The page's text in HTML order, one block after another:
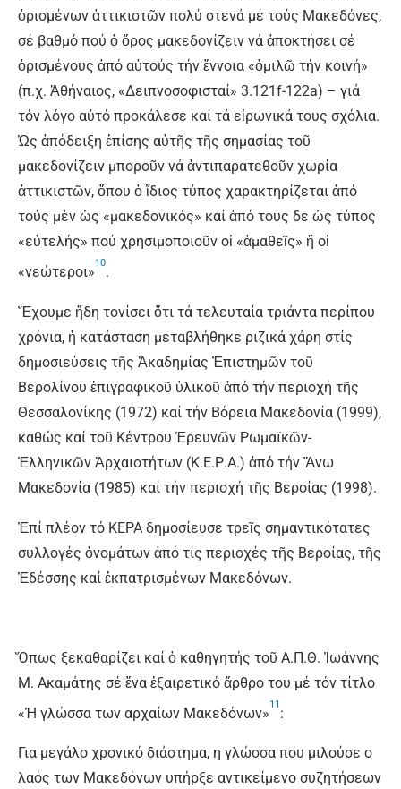
ὁρισμένων ἀττικιστῶν πολύ στενά μέ τούς Mακεδόνες,
σέ βαθμό πού ὁ ὅρος μακεδονίζειν νά ἀποκτήσει σέ
ὁρισμένους ἀπό αὐτούς τήν ἔννοια «ὁμιλῶ τήν κοινή»
(π.χ. Ἀθήναιος, «Δειπνοσοφισταί» 3.121f-122a) – γιά
τόν λόγο αὐτό προκάλεσε καί τά εἰρωνικά τους σχόλια.
Ὡς ἀπόδειξη ἐπίσης αὐτῆς τῆς σημασίας τοῦ
μακεδονίζειν μποροῦν νά ἀντιπαρατεθοῦν χωρία
ἀττικιστῶν, ὅπου ὁ ἴδιος τύπος χαρακτηρίζεται ἀπό
τούς μέν ὡς «μακεδονικός» καί ἀπό τούς δε ὡς τύπος
«εὐτελής» πού χρησιμοποιοῦν οἱ «ἀμαθεῖς» ἤ οἱ
«νεώτεροι»
10
.
Ἔχουμε ἤδη τονίσει ὅτι τά τελευταία τριάντα περίπου
χρόνια, ἡ κατάσταση μεταβλήθηκε ριζικά χάρη στίς
δημοσιεύσεις τῆς Ἀκαδημίας Ἐπιστημῶν τοῦ
Βερολίνου ἐπιγραφικοῦ ὑλικοῦ ἀπό τήν περιοχή τῆς
Θεσσαλονίκης (1972) καί τήν Βόρεια Μακεδονία (1999),
καθώς καί τοῦ Κέντρου Ἐρευνῶν Ρωμαϊκῶν-
Ἑλληνικῶν Ἀρχαιοτήτων (Κ.Ε.Ρ.Α.) ἀπό τήν Ἄνω
Μακεδονία (1985) καί τήν περιοχή τῆς Βεροίας (1998).
Ἐπί πλέον τό ΚΕΡΑ δημοσίευσε τρεῖς σημαντικότατες
συλλογές ὀνομάτων ἀπό τίς περιοχές τῆς Βεροίας, τῆς
Ἑδέσσης καί ἐκπατρισμένων Μακεδόνων.
Ὅπως ξεκαθαρίζει καί ὁ καθηγητής τοῦ Α.Π.Θ. Ἰωάννης
Μ. Ακαμάτης σέ ἕνα ἐξαιρετικό ἄρθρο του μέ τόν τίτλο
«Ἡ γλώσσα των αρχαίων Μακεδόνων»
11
:
Για μεγάλο χρονικό διάστημα, η γλώσσα που μιλούσε ο
λαός των Μακεδόνων υπήρξε αντικείμενο συζητήσεων